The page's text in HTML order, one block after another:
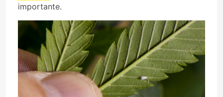
importante.